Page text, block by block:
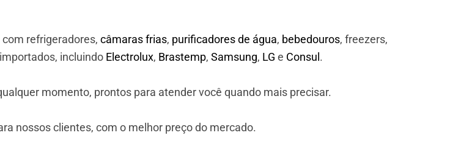
refrigeradores, câmaras frias, purificadores de água, bebedouros, freezers,
incluindo Electrolux, Brastemp, Samsung, LG e Consul .
momento, prontos para atender você quando mais precisar.
nossos clientes, com o melhor preço do mercado.